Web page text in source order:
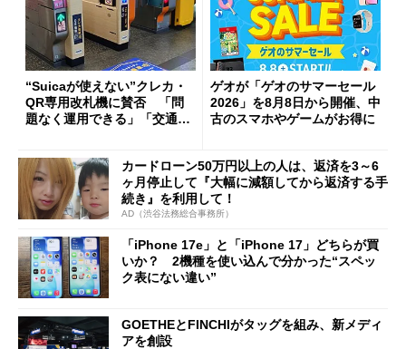
“Suicaが使えない”クレカ・
QR専用改札機に賛否 「問
題なく運用できる」「交通系I
ゲオが「ゲオのサマーセール
2026」を8月8日から開催、中
古のスマホやゲームがお得に
カードローン50万円以上の人は、返済を3～6
ヶ月停止して『大幅に減額してから返済する手
続き』を利用して！
AD（渋谷法務総合事務所）
「iPhone 17e」と「iPhone 17」どちらが買
いか？ 2機種を使い込んで分かった“スペッ
ク表にない違い”
GOETHEとFINCHIがタッグを組み、新メディ
アを創設